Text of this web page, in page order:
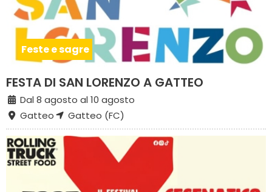
Feste e sagre
FESTA DI SAN LORENZO A GATTEO
Dal 8 agosto al 10 agosto
Gatteo
Gatteo (FC)